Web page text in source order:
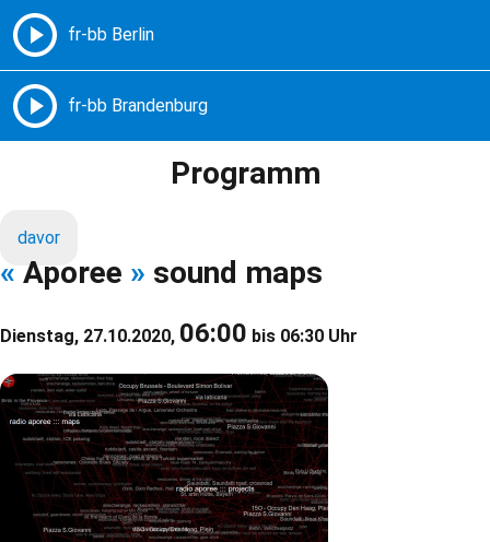
Freie Radios – Berlin Brandenburg
Programm
davor
« Aporee » sound maps
Dienstag, 27.10.2020, 06:00 bis 06:30 Uhr